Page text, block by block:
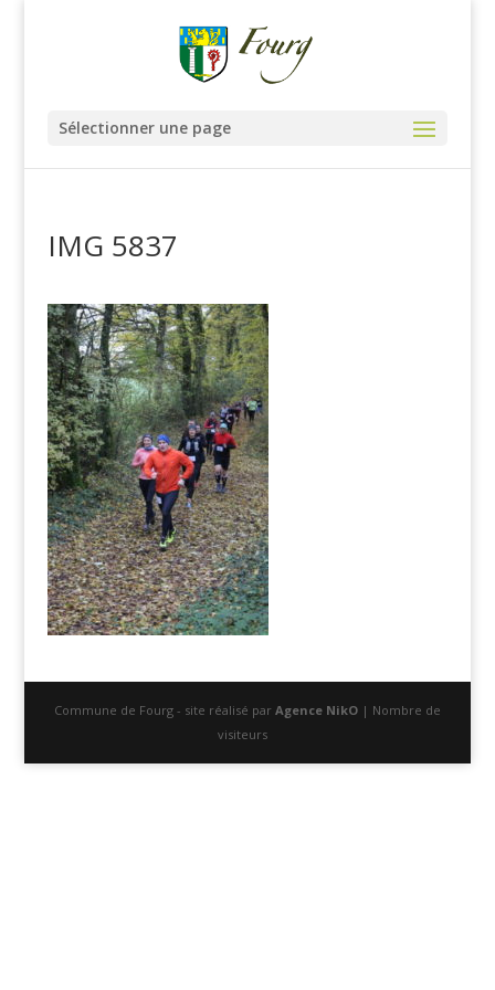
Sélectionner une page
IMG 5837
Commune de Fourg - site réalisé par Agence NikO| Nombre de
visiteurs